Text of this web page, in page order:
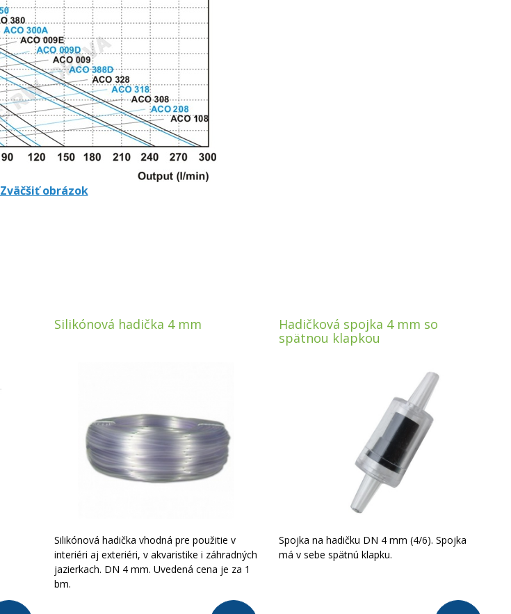
Zväčšiť obrázok
Silikónová hadička 4 mm
Silikónová hadička vhodná pre použitie v
interiéri aj exteriéri, v akvaristike i záhradných
jazierkach. DN 4 mm. Uvedená cena je za 1
bm.
Hadičková spojka 4 mm so
spätnou klapkou
Spojka na hadičku DN 4 mm (4/6). Spojka
má v sebe spätnú klapku.